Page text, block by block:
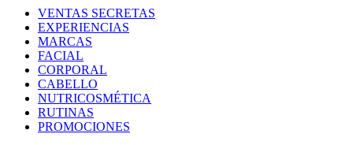
VENTAS SECRETAS
EXPERIENCIAS
MARCAS
FACIAL
CORPORAL
CABELLO
NUTRICOSMÉTICA
RUTINAS
PROMOCIONES